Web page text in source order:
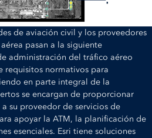
de aviación civil y los proveedores
pasan a la siguiente
administración del tráfico aéreo
requisitos normativos para
en parte integral de la
se encargan de proporcionar
su proveedor de servicios de
apoyar la ATM, la planificación de
esenciales. Esri tiene soluciones